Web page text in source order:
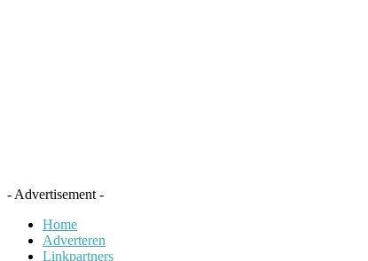
- Advertisement -
Home
Adverteren
Linkpartners